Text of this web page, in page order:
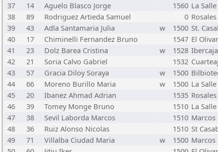
37
14 Aguelo Blasco Jorge 1560 La
38
89 Rodriguez Artieda Samuel 0
39
43 Adla Santamaria Julia w 1500 St.
40
17 Chiminelli Fernandez Bruno 1547 El Olivar
41
23 Dolz Barea Cristina w 1528 Ibercaja
42
21 Soria Calvo Gabriel 1532
43
57 Gracia Diloy Soraya w 1500
44
66 Moreno Burillo Maria w 1500 La
45
20 Ibanez Ahmad Adrian 1535
46
39 Tomey Monge Bruno 1510 La
47
38 Sevil Laborda Marcos 1510 Marcos
48
36 Ruiz Alonso Nicolas 1510 St
49
71 Villalba Ciudad Maria w 1500 Marcos